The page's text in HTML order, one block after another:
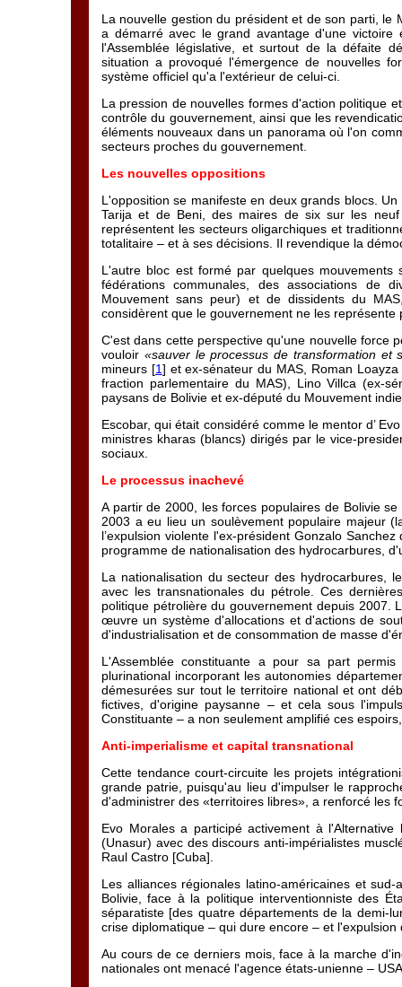
La nouvelle gestion du président et de son parti, le
a démarré avec le grand avantage d'une
l'Assemblée législative, et surtout de la défaite
situation a provoqué l'émergence de nouvelles
système officiel qu'a l'extérieur de celui-ci.
La pression de nouvelles formes d'action politique
contrôle du gouvernement, ainsi que les
éléments nouveaux dans un panorama où l'on
secteurs proches du gouvernement.
Les nouvelles oppositions
L'opposition se manifeste en deux grands blocs.
Tarija et de Beni, des maires de six sur les
représentent les secteurs oligarchiques et
totalitaire – et à ses décisions. Il revendique la
L'autre bloc est formé par quelques mouvements
fédérations communales, des associations de
Mouvement sans peur) et de dissidents du
considèrent que le gouvernement ne les représente
C'est dans cette perspective qu'une nouvelle force
vouloir «sauver le processus de transformation et
mineurs [1] et ex-sénateur du MAS, Roman
fraction parlementaire du MAS), Lino Villca (ex-
paysans de Bolivie et ex-député du Mouvement
Escobar, qui était considéré comme le mentor d’
ministres kharas (blancs) dirigés par le vice-
sociaux.
Le processus inachevé
A partir de 2000, les forces populaires de Bolivie
2003 a eu lieu un soulèvement populaire majeur
l’expulsion violente l'ex-président Gonzalo Sanchez
programme de nationalisation des hydrocarbures,
La nationalisation du secteur des hydrocarbures,
avec les transnationales du pétrole. Ces
politique pétrolière du gouvernement depuis
œuvre un système d'allocations et d'actions de
d'industrialisation et de consommation de masse
L'Assemblée constituante a pour sa part
plurinational incorporant les autonomies
démesurées sur tout le territoire national et ont
fictives, d'origine paysanne – et cela sous
Constituante – a non seulement amplifié ces
Anti-imperialisme et capital transnational
Cette tendance court-circuite les projets
grande patrie, puisqu'au lieu d'impulser le
d'administrer des «territoires libres», a renforcé les
Evo Morales a participé activement à
(Unasur) avec des discours anti-impérialistes
Raul Castro [Cuba].
Les alliances régionales latino-américaines et
Bolivie, face à la politique interventionniste des
séparatiste [des quatre départements de la demi-
crise diplomatique – qui dure encore – et
Au cours de ce derniers mois, face à la marche
nationales ont menacé l'agence états-unienne –